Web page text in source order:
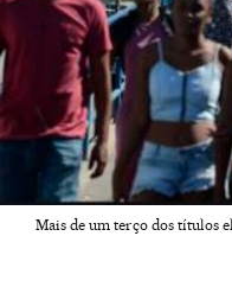
Mais de um terço dos títulos